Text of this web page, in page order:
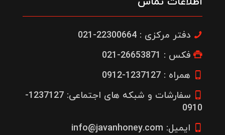
دفتر مرکزی : 22300664-021
فکس : 26653871-021
همراه : 1237127-0912
سفارشات و شبکه های اجتماعی: 1237127-
0910
ایمیل: info@javanhoney.com